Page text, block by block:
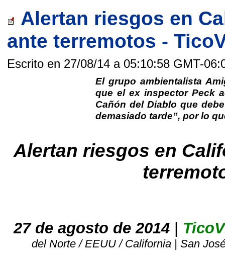
Alertan riesgos en
ante terremotos -
Escrito en 27/08/14 a 05:10:58 GMT-
El grupo ambientalista
que el ex inspector Peck
Cañón del Diablo que
demasiado tarde”, por lo
Alertan riesgos en
27 de agosto de 2014|
del Norte / EEUU / California | San